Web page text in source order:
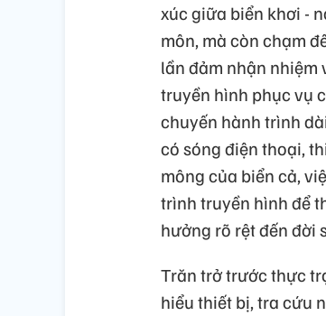
xúc giữa biển khơi -
môn, mà còn chạm
lần đảm nhận nhiệm
truyền hình phục vụ
chuyến hành trình
có sóng điện thoại,
mông của biển cả,
trình truyền hình để
hưởng rõ rệt đến đời
Trăn trở trước thực
hiểu thiết bị, tra cứu